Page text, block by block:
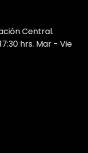
Central.
hrs. Mar - Vie